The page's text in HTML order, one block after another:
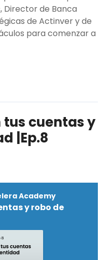
Director de Banca
de Actinver y de
para comenzar a
tus cuentas y
|Ep.8